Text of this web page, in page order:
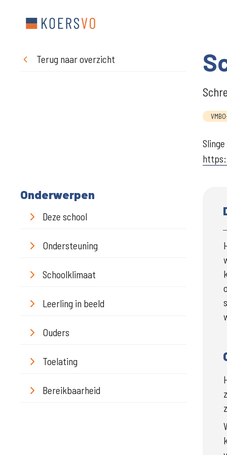
Terug naar overzicht
Onderwerpen
Deze school
Ondersteuning
Schoolklimaat
Leerling in beeld
Ouders
Toelating
Bereikbaarheid